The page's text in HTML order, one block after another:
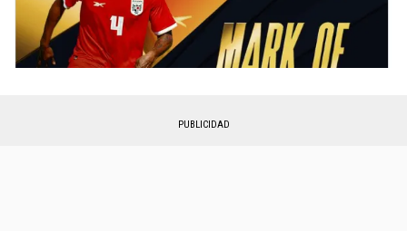
PUBLICIDAD